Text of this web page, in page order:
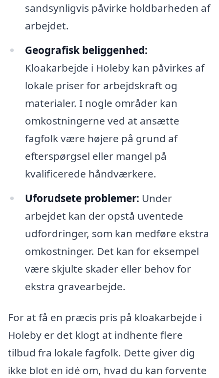
sandsynligvis påvirke holdbarheden af
arbejdet.
Geografisk beliggenhed:
Kloakarbejde i Holeby kan påvirkes af
lokale priser for arbejdskraft og
materialer. I nogle områder kan
omkostningerne ved at ansætte
fagfolk være højere på grund af
efterspørgsel eller mangel på
kvalificerede håndværkere.
Uforudsete problemer: Under
arbejdet kan der opstå uventede
udfordringer, som kan medføre ekstra
omkostninger. Det kan for eksempel
være skjulte skader eller behov for
ekstra gravearbejde.
For at få en præcis pris på kloakarbejde i
Holeby er det klogt at indhente flere
tilbud fra lokale fagfolk. Dette giver dig
ikke blot en idé om, hvad du kan forvente